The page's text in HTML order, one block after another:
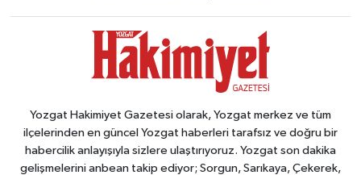
Yozgat Hakimiyet Gazetesi olarak, Yozgat merkez ve tüm
ilçelerinden en güncel Yozgat haberleri tarafsız ve doğru bir
habercilik anlayışıyla sizlere ulaştırıyoruz. Yozgat son dakika
gelişmelerini anbean takip ediyor; Sorgun, Sarıkaya, Çekerek,